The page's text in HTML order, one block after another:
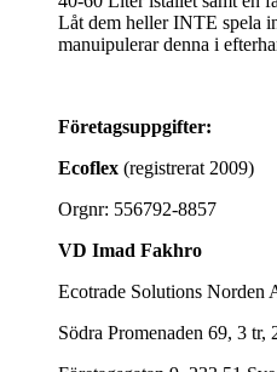
Låt dem heller INTE spela
manuipulerar denna i
Företagsuppgifter:
Ecoflex (registrerat 2009)
Orgnr: 556792-8857
VD Imad Fakhro
Ecotrade Solutions Norden
Södra Promenaden 69, 3